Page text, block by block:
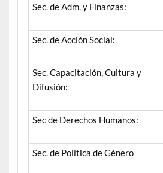
Sec. de Adm. y Finanzas:
Sec. de Acción Social:
Sec. Capacitación, Cultura y
Difusión:
Sec de Derechos Humanos:
Sec. de Política de Género